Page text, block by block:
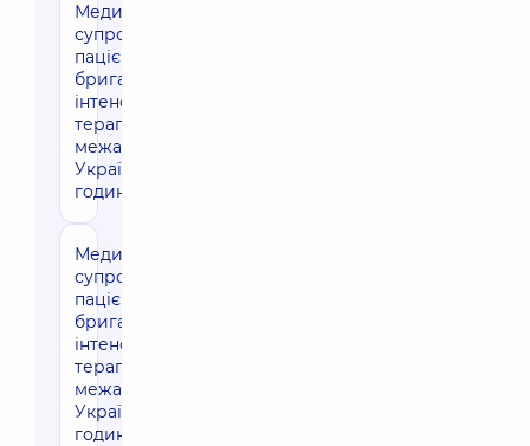
Медичний
супровід
пацієнта
бригадою
інтенсивної
терапії в
межах
України (1
година)
Медичний
супровід
пацієнта
бригадою
інтенсивної
терапії за
межами
України (1
година)